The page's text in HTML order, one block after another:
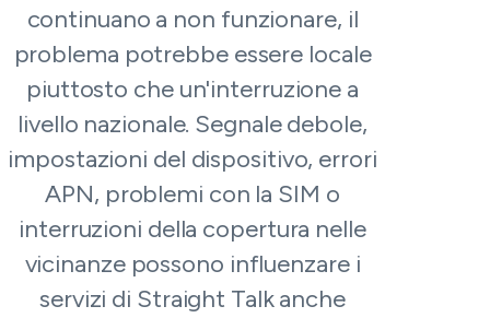
continuano a non funzionare, il
problema potrebbe essere locale
piuttosto che un'interruzione a
livello nazionale. Segnale debole,
impostazioni del dispositivo, errori
APN, problemi con la SIM o
interruzioni della copertura nelle
vicinanze possono influenzare i
servizi di Straight Talk anche